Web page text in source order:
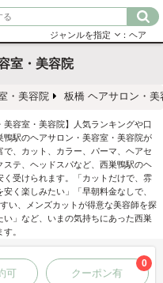
ジャンルを指定 ：ヘア
室・美容院
・美容院 板橋 ヘアサロン・美
美容室・美容院】人気ランキングや口
駅のヘアサロン・美容室・美容院が
、カット、カラー、パーマ、ヘアセ
テ、ヘッドスパなど、西巣鴨駅のヘ
受けられます。「カットだけで、雰
く楽しみたい」「早朝料金なしで、
い、メンズカットが得意な美容師を探
」など、いまの気持ちにあった西巣
。
可 クーポン有
0